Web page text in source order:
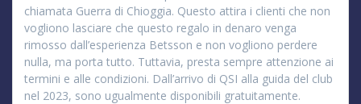
chiamata Guerra di Chioggia. Questo attira i clienti che non
vogliono lasciare che questo regalo in denaro venga
rimosso dall’esperienza Betsson e non vogliono perdere
nulla, ma porta tutto. Tuttavia, presta sempre attenzione ai
termini e alle condizioni. Dall’arrivo di QSI alla guida del club
nel 2023, sono ugualmente disponibili gratuitamente.